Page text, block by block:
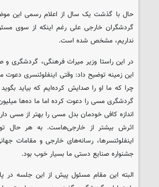
حال با گذشت یک سال از اعلام رسمی این
گردشگران خارجی علی رغم اینکه از سوی
نداریم، مشخص شده است.
در این راستا وزیر میراث فرهنگی،
این زمینه توضیح داد: وقتی اینفلوئنسری
چرا که ما او را صدایش کرده‌ایم که بیاید
گردشگری مسی را دعوت کرده اما ما ده‌ها
اندازه کافی خودمان بدل مسی را بهتر از مسی
اثرش بیشتر از خارجی‌هاست. به هر حال
اینفلوئنسرها، رسانه‌های خارجی و مقامات
جشنواره صنایع دستی ما بسیار خوب بود.
البته این مقام مسئول پیش از این جلسه در